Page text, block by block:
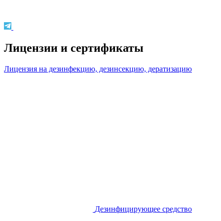
Лицензии и сертификаты
Лицензия на дезинфекцию, дезинсекцию, дератизацию
Дезинфицирующее средство